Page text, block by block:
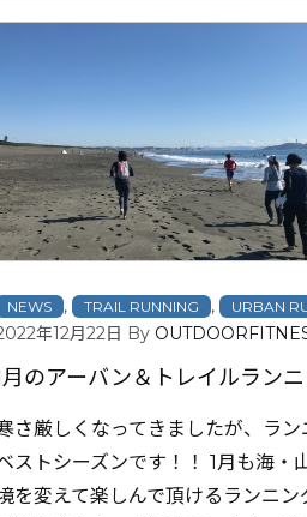
NEWS , TRAIL RUNNING , URBAN
年12月22日 By
月のアーバン＆トレイルラン
さ厳しくなってきましたが、ラン
ストシーズンです！！ 1月も海・
を変えて楽しんで頂けるランニン